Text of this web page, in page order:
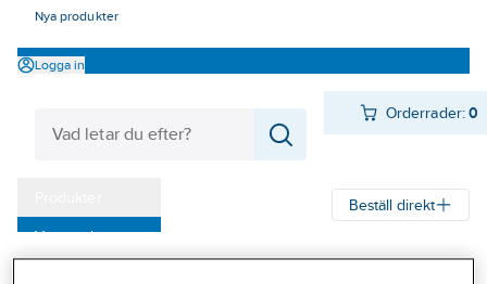
Nya produkter
Logga in
Orderrader:0
Varumärken
Beställ direkt